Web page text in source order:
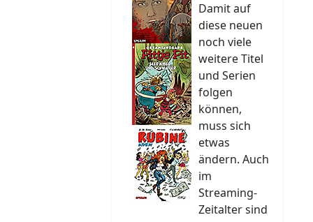
Damit auf
diese neuen
noch viele
weitere Titel
und Serien
folgen
können,
muss sich
etwas
ändern. Auch
im
Streaming-
Zeitalter sind